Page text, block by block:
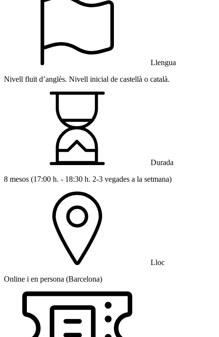
Llengua
Nivell fluït d’anglès. Nivell inicial de castellà o català.
Durada
8 mesos (17:00 h. - 18:30 h. 2-3 vegades a la setmana)
Lloc
Online i en persona (Barcelona)